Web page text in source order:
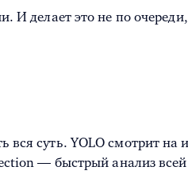
И делает это не по
суть. YOLO смотрит на
— быстрый анализ